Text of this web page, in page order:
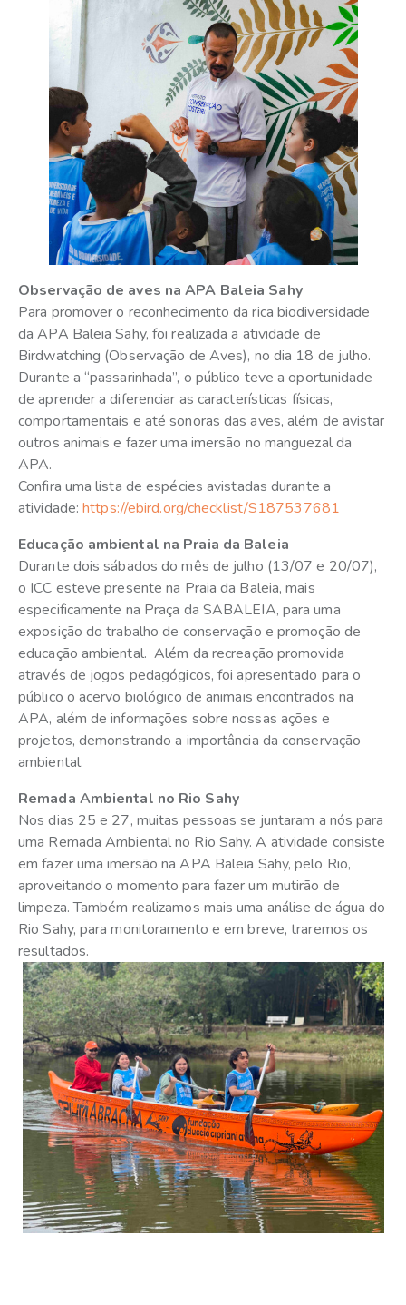
Observação de aves na APA Baleia Sahy
Para promover o reconhecimento da rica biodiversidade
da APA Baleia Sahy, foi realizada a atividade de
Birdwatching (Observação de Aves), no dia 18 de julho.
Durante a “passarinhada”, o público teve a oportunidade
de aprender a diferenciar as características físicas,
comportamentais e até sonoras das aves, além de avistar
outros animais e fazer uma imersão no manguezal da
APA.
Confira uma lista de espécies avistadas durante a
atividade:https://ebird.org/checklist/S187537681
Educação ambiental na Praia da Baleia
Durante dois sábados do mês de julho (13/07 e 20/07),
o ICC esteve presente na Praia da Baleia, mais
especificamente na Praça da SABALEIA, para uma
exposição do trabalho de conservação e promoção de
educação ambiental.Além da recreação promovida
através de jogos pedagógicos, foi apresentado para o
público o acervo biológico de animais encontrados na
APA, além de informações sobre nossas ações e
projetos, demonstrando a importância da conservação
ambiental.
Remada Ambiental no Rio Sahy
Nos dias 25 e 27, muitas pessoas se juntaram a nós para
uma Remada Ambiental no Rio Sahy. A atividade consiste
em fazer uma imersão na APA Baleia Sahy, pelo Rio,
aproveitando o momento para fazer um mutirão de
limpeza.Também realizamos mais uma análise de água do
Rio Sahy, para monitoramento e em breve, traremos os
resultados.